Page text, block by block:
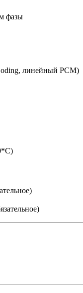
фазы
линейный PCM)